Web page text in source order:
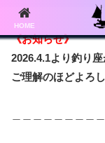
《お知らせ》
2026.4.1より釣り
ご理解のほどよろ
HOME